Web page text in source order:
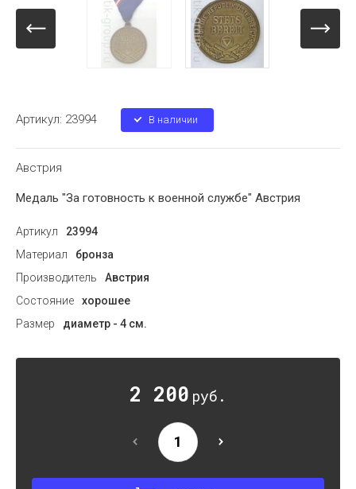
Артикул: 23994 В наличии
Австрия
Медаль "За готовность к военной службе" Австрия
Артикул
23994
Материал
бронза
Производитель
Австрия
Состояние
хорошее
Размер
диаметр - 4 см.
2 200 руб.